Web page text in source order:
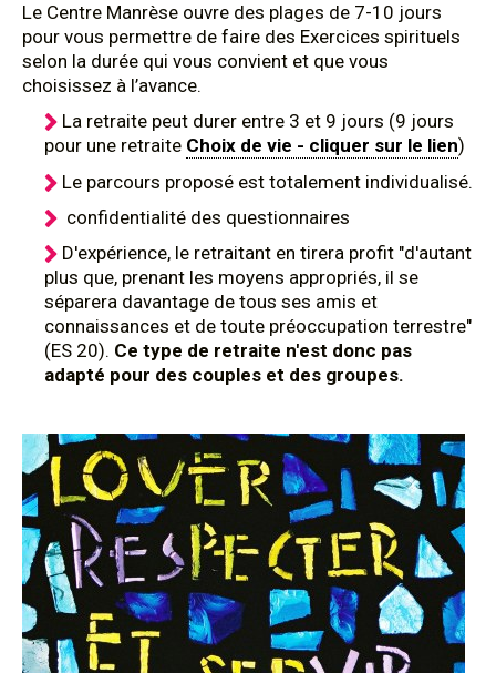
Le Centre Manrèse ouvre des plages de 7-10 jours
pour vous permettre de faire des Exercices spirituels
selon la durée qui vous convient et que vous
choisissez à l’avance.
La retraite peut durer entre 3 et 9 jours (9 jours
pour une retraite Choix de vie - cliquer sur le lien)
Le parcours proposé est totalement individualisé.
confidentialité des questionnaires
D'expérience, le retraitant en tirera profit "d'autant
plus que, prenant les moyens appropriés, il se
séparera davantage de tous ses amis et
connaissances et de toute préoccupation terrestre"
(ES 20). Ce type de retraite n'est donc pas
adapté pour des couples et des groupes.